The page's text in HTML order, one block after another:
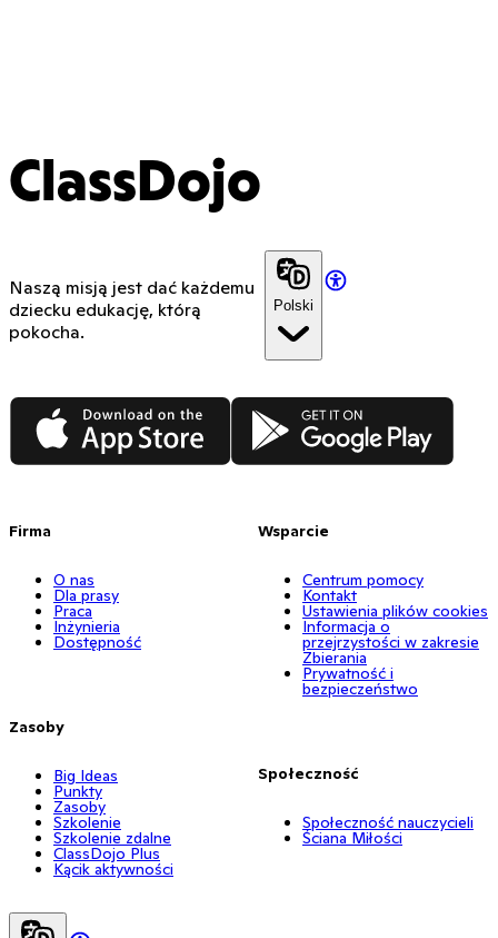
ClassDojo
Naszą misją jest dać każdemu
dziecku edukację, którą
pokocha.
Polski
App Store Google Play
Firma
O nas
Dla prasy
Praca
Inżynieria
Dostępność
Zasoby
Big Ideas
Punkty
Zasoby
Szkolenie
Szkolenie zdalne
ClassDojo Plus
Kącik aktywności
Wsparcie
Centrum pomocy
Kontakt
Ustawienia plików cookies
Informacja o
przejrzystości w zakresie
Zbierania
Prywatność i
bezpieczeństwo
Społeczność
Społeczność nauczycieli
Ściana Miłości